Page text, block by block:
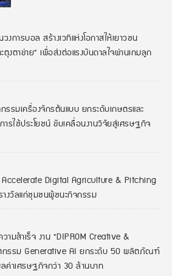
การบอล สร้างเวทีแห่งโอกาสให้เยาวชน
งตาข่าย" เพื่อส่งต่อแรงบันดาลใจผ่านเกมลูก
รมเครื่องจักรต้นแบบ ยกระดับเกษตรและ
รใช้ประโยชน์ ขับเคลื่อนงานวิจัยสู่เศรษฐกิจ
Digital Agriculture & Pitching
งวัลแก่ชุมชนผู้ชนะกิจกรรม
มสำเร็จ งาน "DIPROM Creative &
รรม Generative AI ยกระดับ 50 ผลิตภัณฑ์
าเศรษฐกิจกว่า 30 ล้านบาท